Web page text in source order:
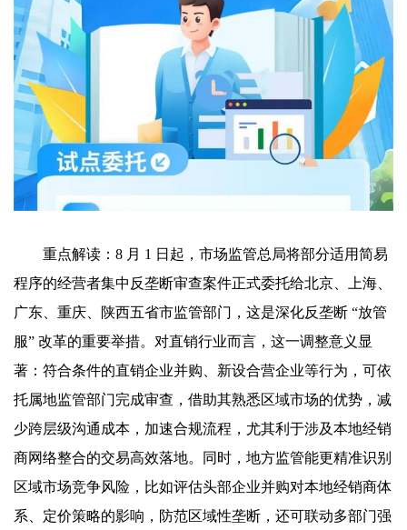
重点解读：8 月 1 日起，市场监管总局将部分适用简易
程序的经营者集中反垄断审查案件正式委托给北京、上海、
广东、重庆、陕西五省市监管部门，这是深化反垄断 “放管
服” 改革的重要举措。对直销行业而言，这一调整意义显
著：符合条件的直销企业并购、新设合营企业等行为，可依
托属地监管部门完成审查，借助其熟悉区域市场的优势，减
少跨层级沟通成本，加速合规流程，尤其利于涉及本地经销
商网络整合的交易高效落地。同时，地方监管能更精准识别
区域市场竞争风险，比如评估头部企业并购对本地经销商体
系、定价策略的影响，防范区域性垄断，还可联动多部门强